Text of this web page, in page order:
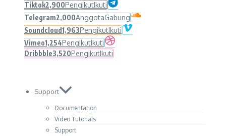
Tiktok2,900PengikutIkuti
Telegram2,000AnggotaGabung
Soundcloud1,963PengikutIkuti
Vimeo1,254PengikutIkuti
Dribbble3,520PengikutIkuti
Support
Documentation
Video Tutorials
Support